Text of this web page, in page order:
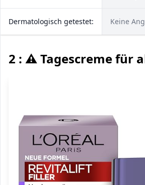
Dermatologisch getestet: Keine
2 : ⚠️ Tagescreme für